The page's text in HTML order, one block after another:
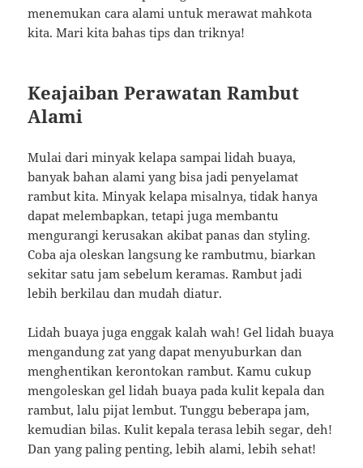
menemukan cara alami untuk merawat mahkota
kita. Mari kita bahas tips dan triknya!
Keajaiban Perawatan Rambut
Alami
Mulai dari minyak kelapa sampai lidah buaya,
banyak bahan alami yang bisa jadi penyelamat
rambut kita. Minyak kelapa misalnya, tidak hanya
dapat melembapkan, tetapi juga membantu
mengurangi kerusakan akibat panas dan styling.
Coba aja oleskan langsung ke rambutmu, biarkan
sekitar satu jam sebelum keramas. Rambut jadi
lebih berkilau dan mudah diatur.
Lidah buaya juga enggak kalah wah! Gel lidah buaya
mengandung zat yang dapat menyuburkan dan
menghentikan kerontokan rambut. Kamu cukup
mengoleskan gel lidah buaya pada kulit kepala dan
rambut, lalu pijat lembut. Tunggu beberapa jam,
kemudian bilas. Kulit kepala terasa lebih segar, deh!
Dan yang paling penting, lebih alami, lebih sehat!